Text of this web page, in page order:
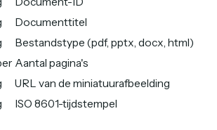
Documenttitel
Bestandstype (pdf, pptx, docx, html)
Aantal pagina's
URL van de miniatuurafbeelding
ISO 8601-tijdstempel